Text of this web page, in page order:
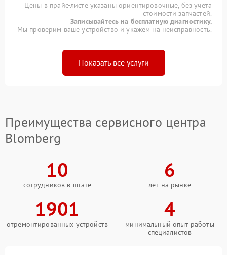
Цены в прайс-листе указаны ориентировочные, без учета
стоимости запчастей.
Записывайтесь на бесплатную диагностику.
Мы проверим ваше устройство и укажем на неисправность.
Показать все услуги
Преимущества сервисного центра
Blomberg
10
сотрудников в штате
6
лет на рынке
1901
отремонтированных устройств
4
минимальный опыт работы
специалистов